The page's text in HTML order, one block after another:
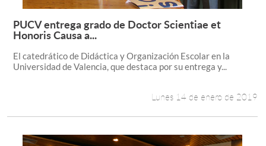
Leer más +
PUCV entrega grado de Doctor Scientiae et
Honoris Causa a...
El catedrático de Didáctica y Organización Escolar en la
Universidad de Valencia, que destaca por su entrega y...
Lunes 14 de enero de 2019